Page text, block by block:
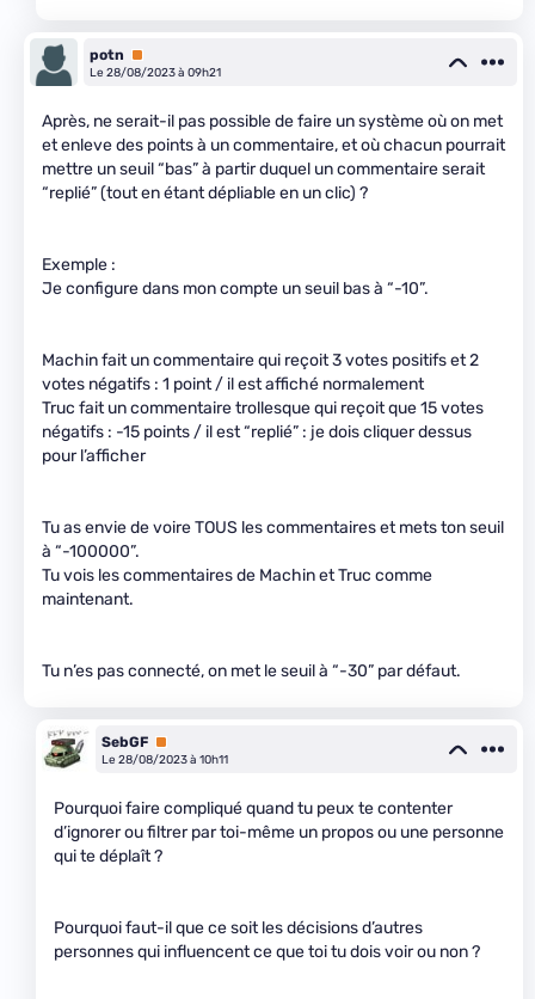
potn
Premium
Le 28/08/2023 à 09h21
Après, ne serait-il pas possible de faire un système où on met
et enleve des points à un commentaire, et où chacun pourrait
mettre un seuil “bas” à partir duquel un commentaire serait
“replié” (tout en étant dépliable en un clic) ?
Exemple :
Je configure dans mon compte un seuil bas à “-10”.
Machin fait un commentaire qui reçoit 3 votes positifs et 2
votes négatifs : 1 point / il est affiché normalement
Truc fait un commentaire trollesque qui reçoit que 15 votes
négatifs : -15 points / il est “replié” : je dois cliquer dessus
pour l’afficher
Tu as envie de voire TOUS les commentaires et mets ton seuil
à “-100000”.
Tu vois les commentaires de Machin et Truc comme
maintenant.
Tu n’es pas connecté, on met le seuil à “-30” par défaut.
SebGF Premium
Le 28/08/2023 à 10h11
Pourquoi faire compliqué quand tu peux te contenter
d’ignorer ou filtrer par toi-même un propos ou une personne
qui te déplaît ?
Pourquoi faut-il que ce soit les décisions d’autres
personnes qui influencent ce que toi tu dois voir ou non ?